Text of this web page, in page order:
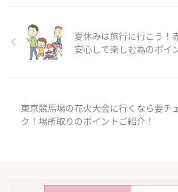
夏休みは旅行に行こう！
安心して楽しむ為のポイ
東京競馬場の花火大会に行くなら要チ
ク！場所取りのポイントご紹介！